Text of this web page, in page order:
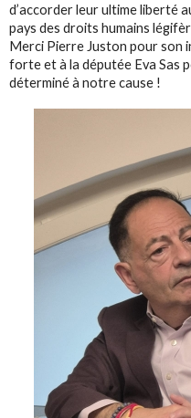
d’accorder leur ultime liberté
pays des droits humains
Merci Pierre Juston pour son
forte et à la députée Eva Sas
déterminé à notre cause !